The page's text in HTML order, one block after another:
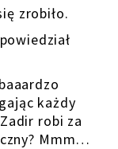
zrobiło.
każdy
robi za
Mmm…